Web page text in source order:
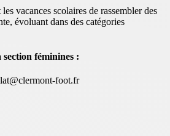
vacances scolaires de rassembler des
évoluant dans des catégories
féminines :
foot.fr